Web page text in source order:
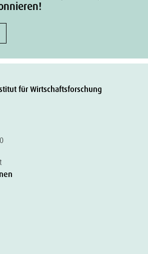
für Wirtschaftsforschung